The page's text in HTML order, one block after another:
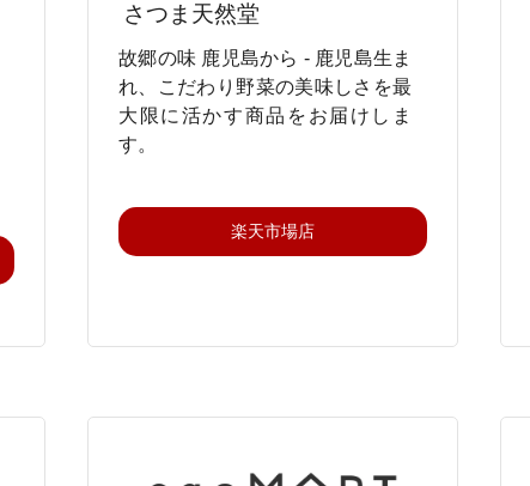
さつま天然堂
故郷の味 鹿児島から - 鹿児島生ま
れ、こだわり野菜の美味しさを最
大限に活かす商品をお届けしま
す。
楽天市場店